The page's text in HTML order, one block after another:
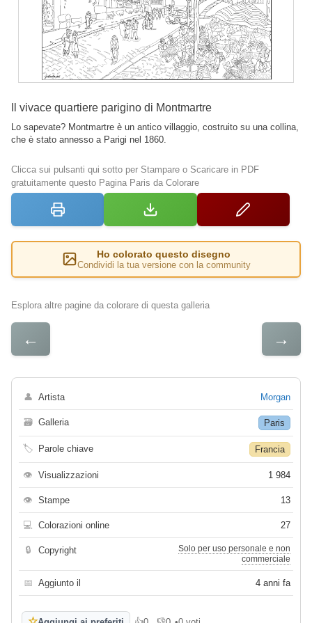
Il vivace quartiere parigino di Montmartre
Lo sapevate? Montmartre è un antico villaggio, costruito su una collina,
che è stato annesso a Parigi nel 1860.
Clicca sui pulsanti qui sotto per Stampare o Scaricare in PDF
gratuitamente questo Pagina Paris da Colorare
Ho colorato questo disegno
Condividi la tua versione con la community
Esplora altre pagine da colorare di questa galleria
← →
👤 Artista Morgan
🗃 Galleria Paris
🏷 Parole chiave Francia
👁 Visualizzazioni 1 984
👁 Stampe 13
💻 Colorazioni online 27
🔒 Copyright
Solo per uso personale e non
commerciale
📅 Aggiunto il 4 anni fa